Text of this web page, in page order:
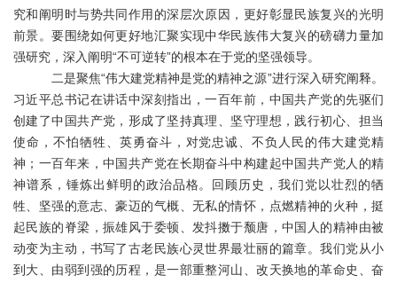
究和阐明时与势共同作用的深层次原因，更好彰显民族复兴的光明
前景。要围绕如何更好地汇聚实现中华民族伟大复兴的磅礴力量加
强研究，深入阐明“不可逆转”的根本在于党的坚强领导。
二是聚焦“伟大建党精神是党的精神之源”进行深入研究阐释。
习近平总书记在讲话中深刻指出，一百年前，中国共产党的先驱们
创建了中国共产党，形成了坚持真理、坚守理想，践行初心、担当
使命，不怕牺牲、英勇奋斗，对党忠诚、不负人民的伟大建党精
神；一百年来，中国共产党在长期奋斗中构建起中国共产党人的精
神谱系，锤炼出鲜明的政治品格。回顾历史，我们党以壮烈的牺
牲、坚强的意志、豪迈的气概、无私的情怀，点燃精神的火种，挺
起民族的脊梁，振雄风于委顿、发抖擞于颓唐，中国人的精神由被
动变为主动，书写了古老民族心灵世界最壮丽的篇章。我们党从小
到大、由弱到强的历程，是一部重整河山、改天换地的革命史、奋